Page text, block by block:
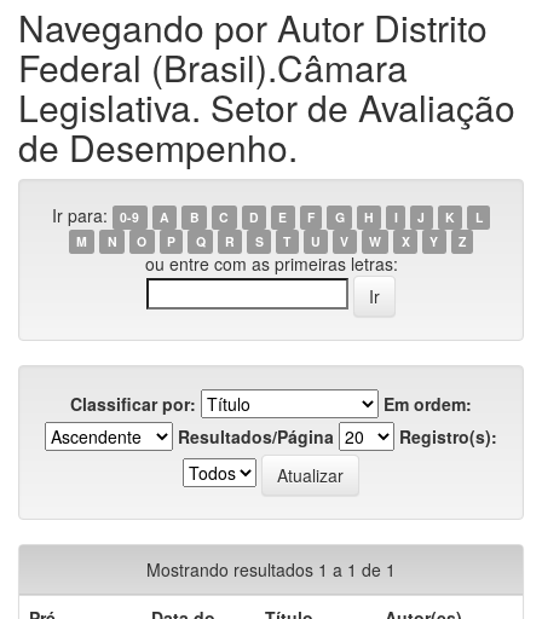
Navegando por Autor Distrito
Federal (Brasil).Câmara
Legislativa. Setor de Avaliação
de Desempenho.
Ir para: 0-9 A B C D E F G H I J K
L
M
N O P Q R S T U V W X Y Z
ou entre com as primeiras letras:
Classificar por:
Em ordem:
Resultados/Página
Registro(s):
Mostrando resultados 1 a 1 de 1